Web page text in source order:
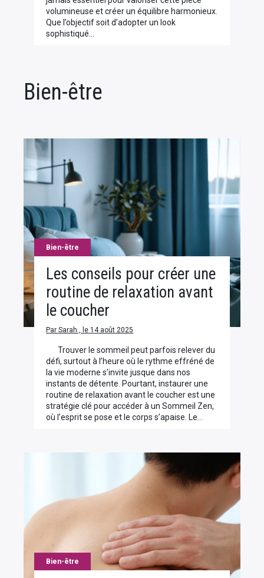
volumineuse et créer un équilibre harmonieux.
Que l’objectif soit d’adopter un look
sophistiqué…
Bien-être
Bien-être
Les conseils pour créer une
routine de relaxation avant
le coucher
Par Sarah , le 14 août 2025
Trouver le sommeil peut parfois relever du
défi, surtout à l’heure où le rythme effréné de
la vie moderne s’invite jusque dans nos
instants de détente. Pourtant, instaurer une
routine de relaxation avant le coucher est une
stratégie clé pour accéder à un Sommeil Zen,
où l’esprit se pose et le corps s’apaise. Le…
Bien-être